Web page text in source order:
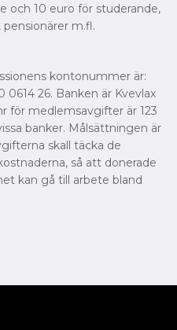
och 10 euro för studerande,
m.fl.
kontonummer är:
0614 26. Banken är Kvevlax
för medlemsavgifter är 123
banker. Målsättningen är
skall täcka de
så att donerade
kan gå till arbete bland